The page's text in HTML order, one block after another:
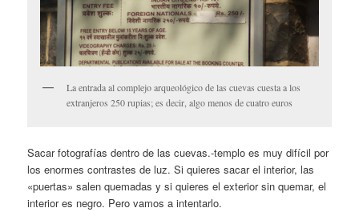
La entrada al complejo arqueológico de las cuevas cuesta a los
extranjeros 250 rupias; es decir, algo menos de cuatro euros
Sacar fotografías dentro de las cuevas.-templo es muy difícil por
los enormes contrastes de luz. Si quieres sacar el interior, las
«puertas» salen quemadas y si quieres el exterior sin quemar, el
interior es negro. Pero vamos a intentarlo.